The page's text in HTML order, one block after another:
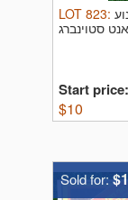
LOT 823:
Start price:
$10
Sold for: